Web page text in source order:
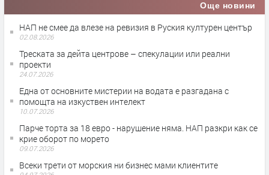
Още новини
НАП не смее да влезе на ревизия в Руския културен център
02.08.2026
Треската за дейта центрове – спекулации или реални
проекти
24.07.2026
Една от основните мистерии на водата е разгадана с
помощта на изкуствен интелект
10.07.2026
Парче торта за 18 евро - нарушение няма. НАП разкри как се
крие оборот по морето
09.07.2026
Всеки трети от морския ни бизнес мами клиентите